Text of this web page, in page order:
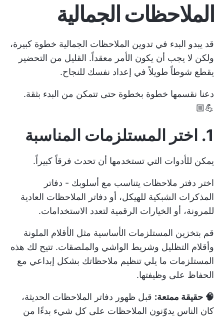
الملاحظات الجمالية
قد يبدو البدء في تدوين الملاحظات الجمالية خطوة كبيرة،
ولكن لا يجب أن يكون الأمر معقداً. القليل من التحضير
يقطع شوطاً طويلاً في إعداد نفسك للنجاح.
دعنا نقسمها خطوة بخطوة حتى تتمكن من البدء بثقة.
💪🏼
1. اختر المستلزمات المناسبة
يمكن للأدوات التي تستخدمها أن تحدث فرقاً كبيراً.
اختر دفتر ملاحظات يتناسب مع أسلوبك - دفاتر
المذكرات الشبكية للهيكل، أو دفاتر الملاحظات العادية
للمرونة، أو الخيارات الرقمية لتعدد الاستخدامات.
قم بتخزين المستلزمات الأساسية مثل الأقلام الملونة
وأقلام التظليل وشريط الواشي والملصقات. تتيح لك هذه
المستلزمات ما يلي تنظيم ملاحظاتك بشكل إبداعي مع
الحفاظ على وظيفتها.
🧠 حقيقة ممتعة: قبل ظهور دفاتر الملاحظات الحديثة،
كان الناس يدوّنون الملاحظات على كل شيء بدءًا من